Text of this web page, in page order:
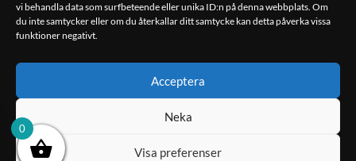
vi behandla data som surfbeteende eller unika ID:n på denna webbplats. Om
du inte samtycker eller om du återkallar ditt samtycke kan detta påverka vissa
funktioner negativt.
Acceptera
Neka
Visa preferenser
VARUKORG
0